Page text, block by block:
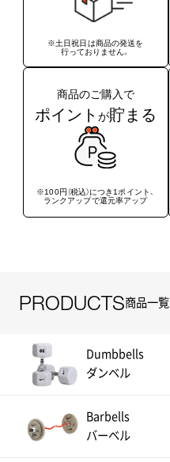
※土日祝日は商品の発送を
行っておりません。
商品のご購入で
ポイント が貯まる
※100円（税込）につき1ポイント、
ランクアップで還元率アップ
PRODUCTS商品一覧
Dumbbells
ダンベル
Barbells
バーベル